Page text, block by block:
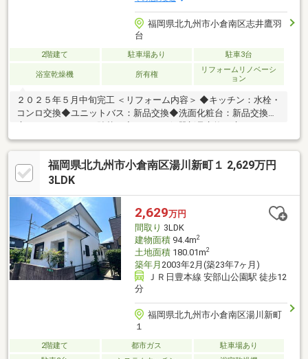
福岡県北九州市小倉南区志井鷹羽
台
2階建て 駐車場あり 駐車3台
浴室乾燥機 所有権
リフォームリノベーシ
ョン
２０２５年５月中旬完工 ＜リフォーム内容＞ ◆キッチン：水栓・
コンロ交換◆ユニットバス：新品交換◆洗面化粧台：新品交換、
ンフロア貼替え
福岡県北九州市小倉南区湯川新町１ 2,629万円
3LDK
2,629万円
間取り 3LDK
建物面積94.4m2
土地面積180.01m2
築年月 2003年2月(築23年7ヶ月)
ＪＲ日豊本線 安部山公園駅 徒歩12
分
福岡県北九州市小倉南区湯川新町
１
2階建て 都市ガス
駐車場あり